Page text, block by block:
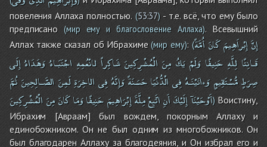
повеления Аллаха полностью. (53:37) - т.е. всё, что ему было
предписано (мир ему и благословение Аллаха). Всевышний
Аллах также сказал об Ибрахиме(мир ему): ( إِنَّإِبْراَهِيمَكَانَأُمَّةً
قَـانِتًا لِلَّهِ حَنِيفًا وَلَمْ يَكُ مِنَ الْمُشْرِكِينَ شَاكِراً لانْعُمِهِ اجْتَبَـاهُ وَهَدَاهُ إِلَى
صِرَطٍمُّسْتَقِيمٍ وَءاتَيْنَـهُفِىالْدُّنْيَاحَسَنَةًوَإِنَّهُفِىالاخِرَةِلَمِنَ الصَّـالِحِينَثُمَّ
أَوْحَيْنَآإِلَيْكَأَنِاتَّبِعْمِلَّةَإِبْرَاهِيمَحَنِيفًاوَمَاكَانَمِنَالْمُشْرِكِينَ )Воистину,
Ибрахим [Авраам] был вождем, покорным Аллаху и
единобожником. Он не был одним из многобожников. Он
был благодарен Аллаху за благодеяния, и Он избрал его и